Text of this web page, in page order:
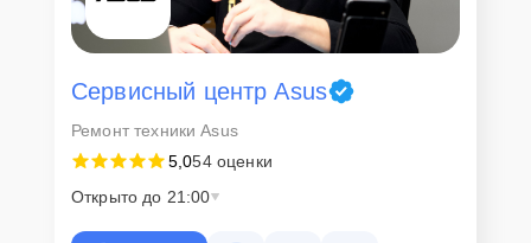
действующим законодательством Российской Федерации.
Как начать ремонт
Для запуска процесса ремонта ноутбука Asus 14 UM3402YAKM139
нужно просто оставить Заявку на сайте
горячей линии: +7 (495) 324-63-10. Наши специалисты оперативно
проконсультируют по всем необходимым вопросам, запишут на
диагностику, подскажут с вариантами курьерской доставки или
Сервисный центр Asus
Ремонт техники Asus
5,054 оценки
Открыто до 21:00